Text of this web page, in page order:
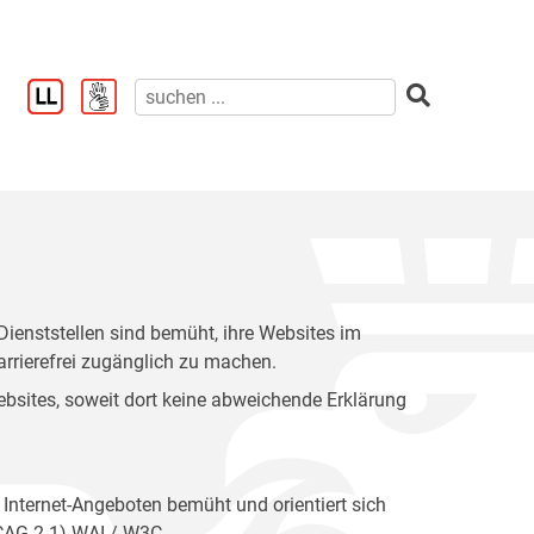
sind bemüht, ihre Websites im
zugänglich zu machen.
soweit dort keine abweichende Erklärung
Angeboten bemüht und orientiert sich